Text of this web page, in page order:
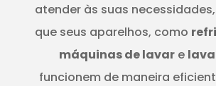
atender às suas
que seus aparelhos, como
máquinas de lavar e
funcionem de maneira